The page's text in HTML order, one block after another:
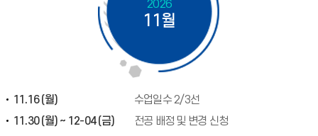
2026
11월
11.16 (월)
수업일수 2/3선
11.30 (월) ~ 12-04 (금)
전공 배정 및 변경 신청